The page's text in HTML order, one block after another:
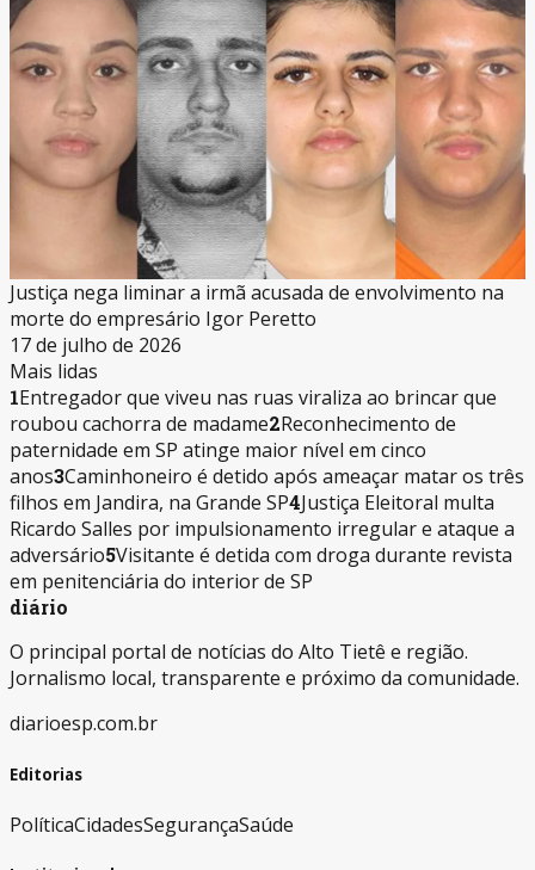
Justiça nega liminar a irmã acusada de envolvimento na
morte do empresário Igor Peretto
17 de julho de 2026
Mais lidas
1Entregador que viveu nas ruas viraliza ao brincar que
roubou cachorra de madame2Reconhecimento de
paternidade em SP atinge maior nível em cinco
anos3Caminhoneiro é detido após ameaçar matar os três
filhos em Jandira, na Grande SP4Justiça Eleitoral multa
Ricardo Salles por impulsionamento irregular e ataque a
adversário5Visitante é detida com droga durante revista
em penitenciária do interior de SP
diário
O principal portal de notícias do Alto Tietê e região.
Jornalismo local, transparente e próximo da comunidade.
diarioesp.com.br
Editorias
PolíticaCidadesSegurançaSaúde